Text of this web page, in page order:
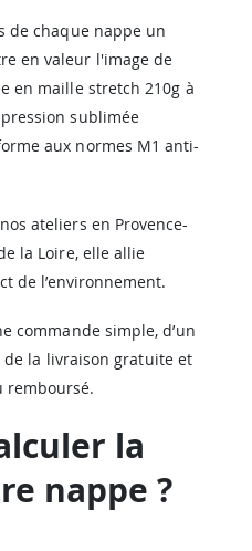
de chaque nappe un
en valeur l'image de
en maille stretch 210g à
sublimée
aux normes M1 anti-
ateliers en Provence-
la Loire, elle allie
de l’environnement.
commande simple, d’un
la livraison gratuite et
remboursé.
la
nappe ?